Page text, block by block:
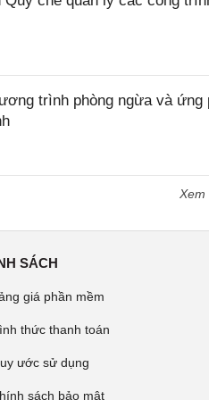
trình phòng ngừa và ứng
SÁCH
giá phần mềm
thức thanh toán
ước sử dụng
sách bảo mật